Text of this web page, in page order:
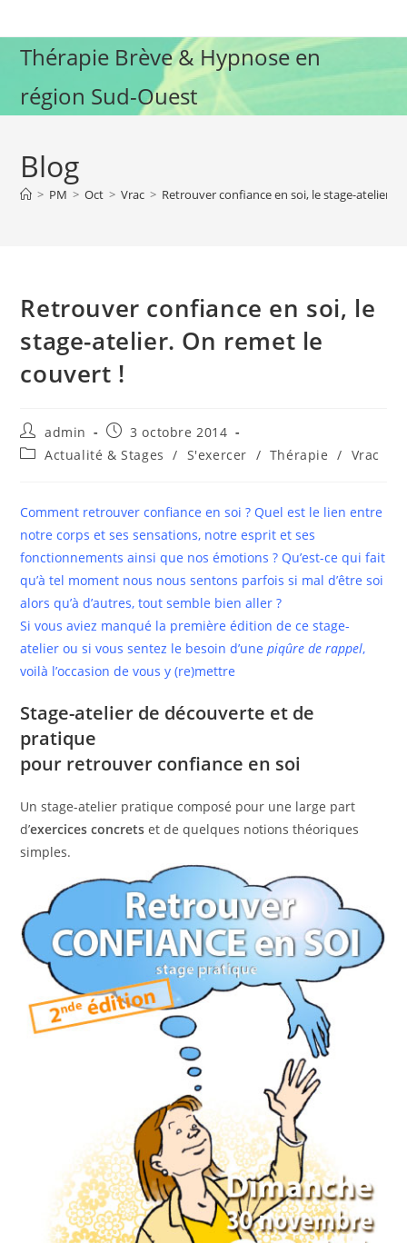
to
contentThérapie Brève & Hypnose en
région Sud-Ouest
Blog
> PM > Oct > Vrac > Retrouver confiance en soi, le stage-atelier.
Retrouver confiance en soi, le
stage-atelier. On remet le
couvert !
Auteur/autrice
de
la
admin
Publication
publiée :
3 octobre 2014
PostActualité & Stages / S'exercer / Thérapie / Vrac
Comment retrouver confiance en soi ? Quel est le lien entre
notre corps et ses sensations, notre esprit et ses
fonctionnements ainsi que nos émotions ? Qu’est-ce qui fait
qu’à tel moment nous nous sentons parfois si mal d’être soi
alors qu’à d’autres, tout semble bien aller ?
Si vous aviez manqué la première édition de ce stage-
atelier ou si vous sentez le besoin d’unepiqûre de rappel,
voilà l’occasion de vous y (re)mettre
Stage-atelier de découverte et de
pratique
pour retrouver confiance en soi
Un stage-atelier pratique composé pour une large part
d’exercices concrets et de quelques notions théoriques
simples.